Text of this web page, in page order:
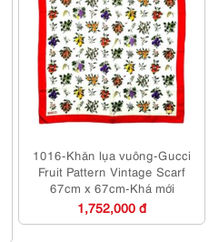
1016-Khăn lụa vuông-Gucci
Fruit Pattern Vintage Scarf
67cm x 67cm-Khá mới
1,752,000 đ